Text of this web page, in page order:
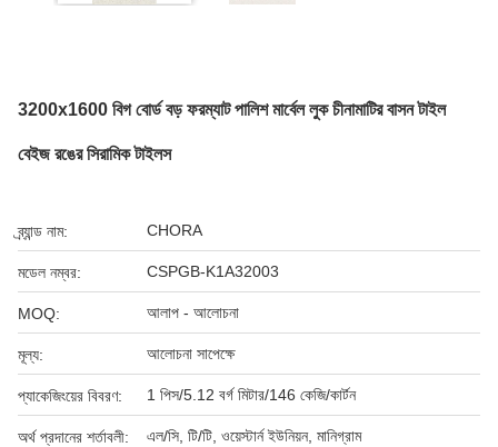
3200x1600 বিগ বোর্ড বড় ফরম্যাট পালিশ মার্বেল লুক চীনামাটির বাসন টাইল
বেইজ রঙের সিরামিক টাইলস
ব্র্যান্ড নাম: CHORA
মডেল নম্বর: CSPGB-K1A32003
MOQ: আলাপ - আলোচনা
মূল্য: আলোচনা সাপেক্ষে
প্যাকেজিংয়ের বিবরণ: 1 পিস/5.12 বর্গ মিটার/146 কেজি/কার্টন
অর্থ প্রদানের শর্তাবলী: এল/সি, টি/টি, ওয়েস্টার্ন ইউনিয়ন, মানিগ্রাম